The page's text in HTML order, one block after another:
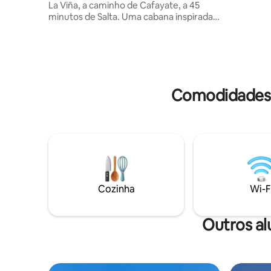
La Viña, a caminho de Cafayate, a 45
minutos de Salta. Uma cabana inspirada
conforto e uma estadia em harmonia
com o meio ambiente. Se você estiver a
Cozinha Wi-
Outros